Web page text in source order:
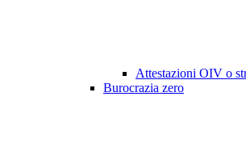
Attestazioni OIV o
Burocrazia zero